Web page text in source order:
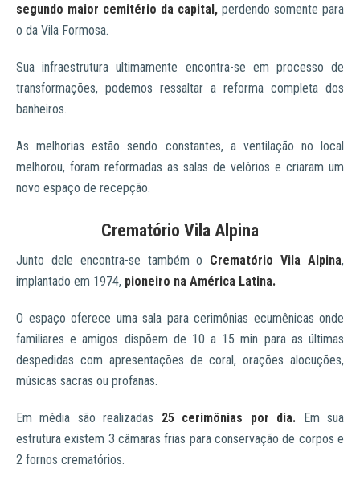
segundo maior cemitério da capital, perdendo somente para
o da Vila Formosa.
Sua infraestrutura ultimamente encontra-se em processo de
transformações, podemos ressaltar a reforma completa dos
banheiros.
As melhorias estão sendo constantes, a ventilação no local
melhorou, foram reformadas as salas de velórios e criaram um
novo espaço de recepção.
Crematório Vila Alpina
Junto dele encontra-se também o Crematório Vila Alpina,
implantado em 1974, pioneiro na América Latina.
O espaço oferece uma sala para cerimônias ecumênicas onde
familiares e amigos dispõem de 10 a 15 min para as últimas
despedidas com apresentações de coral, orações alocuções,
músicas sacras ou profanas.
Em média são realizadas 25 cerimônias por dia. Em sua
estrutura existem 3 câmaras frias para conservação de corpos e
2 fornos crematórios.